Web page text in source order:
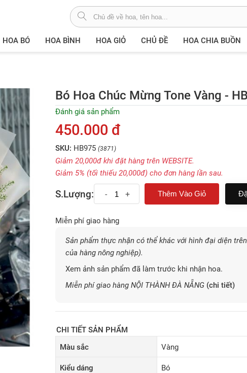
HOA BÓ HOA BÌNH HOA GIỎ CHỦ ĐỀ HOA CHIA BUỒN
Bó Hoa Chúc Mừng Tone Vàng -
Đánh giá sản phẩm
450.000 đ
SKU: HB975 (3871)
Giảm 20,000đ khi đặt hàng trên WEBSITE.
Giảm 5% (tối thiếu 20,000đ) cho đơn hàng lần sau.
S.Lượng: - +
Miễn phí giao hàng
Sản phẩm thực nhận có thể khác với hình đại diện
của hàng nông nghiệp).
Xem ảnh sản phẩm đã làm trước khi nhận hoa.
Miễn phí giao hàng NỘI THÀNH ĐÀ NẴNG (chi tiết)
CHI TIẾT SẢN PHẨM
Màu sắc
Vàng
Kiểu dáng Bó